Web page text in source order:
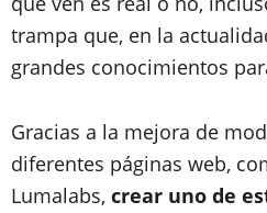
trampa que, en la
grandes conocimientos
Gracias a la mejora de
diferentes páginas web,
Lumalabs, crear uno de